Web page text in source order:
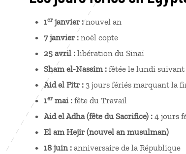
1erjanvier :nouvel an
7 janvier : noël copte
25 avril : libération du Sinaï
Sham el-Nassim : fêtée le lundi suivant
Aid el Fitr : 3 jours fériés marquant la
1ermai : fête du Travail
Aid el Adha (fête du Sacrifice) : 4 jours
El am Hejir (nouvel an musulman)
18 juin : anniversaire de la République